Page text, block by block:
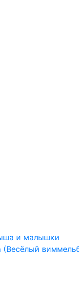
и малышки
(Весёлый